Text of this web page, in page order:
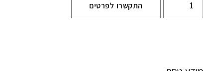
התקשרו לפרטים